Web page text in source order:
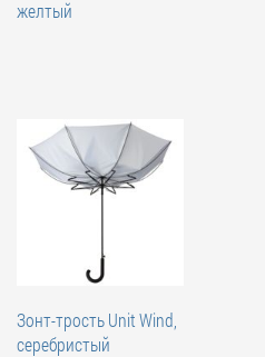
желтый
Зонт-трость Unit Wind,
серебристый